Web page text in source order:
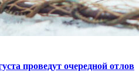
проведут очередной отлов